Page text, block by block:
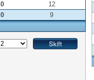
0
12
0 9